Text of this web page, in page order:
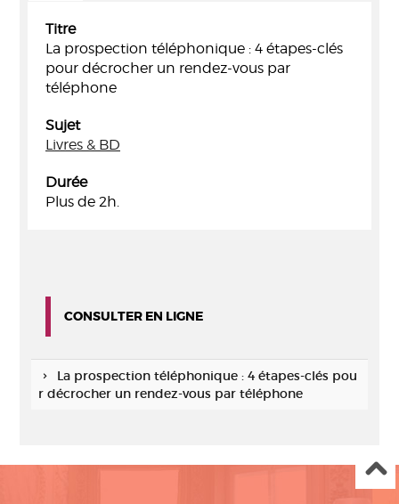
Titre
La prospection téléphonique : 4 étapes-clés
pour décrocher un rendez-vous par
téléphone
Sujet
Livres & BD
Durée
Plus de 2h.
CONSULTER EN LIGNE
La prospection téléphonique : 4 étapes-clés pou
r décrocher un rendez-vous par téléphone